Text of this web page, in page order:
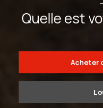
Quelle est
Acheter